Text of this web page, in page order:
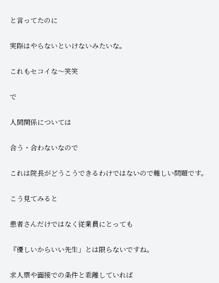
と言ってたのに
実際はやらないといけないみたいな。
これもセコイな～笑笑
で
人間関係については
合う・合わないなので
これは院長がどうこうできるわけではないので難しい問題です。
こう見てみると
患者さんだけではなく従業員にとっても
『優しいからいい先生」とは限らないですね。
求人票や面接での条件と乖離していれば